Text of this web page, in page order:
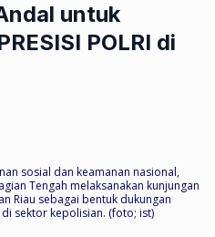
untuk
POLRI di
sosial dan keamanan nasional,
Tengah melaksanakan kunjungan
Riau sebagai bentuk dukungan
sektor kepolisian. (foto; ist)